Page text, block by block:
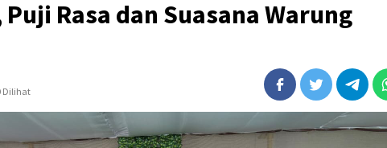
Rasa dan Suasana Warung
Dilihat